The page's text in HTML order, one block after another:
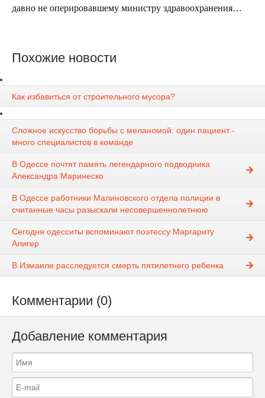
давно не оперировавшему министру здравоохранения…
Похожие новости
Как избавиться от строительного мусора?
Сложное искусство борьбы с меланомой: один пациент -
много специалистов в команде
В Одессе почтят память легендарного подводника
Александра Маринеско
В Одессе работники Малиновского отдела полиции в
считанные часы разыскали несовершеннолетнюю
Сегодня одесситы вспоминают поэтессу Маргариту
Алигер
В Измаиле расследуется смерть пятилетнего ребенка
Комментарии (0)
Добавление комментария